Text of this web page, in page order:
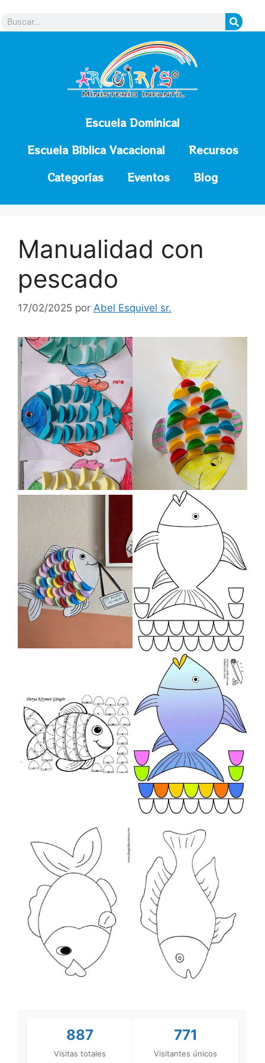
Escuela Dominical
Escuela Bíblica Vacacional
Recursos
Categorías
Eventos Blog
Manualidad con
pescado
17/02/2025 por Abel Esquivel sr.
887
Visitas totales
771
Visitantes únicos